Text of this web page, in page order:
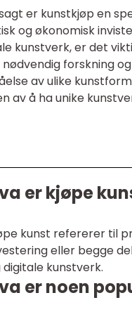
er kunstkjøp en
og økonomisk
kunstverk, er det
nødvendig forskning
av ulike
av å ha unike
er kjøpe
kunst refererer til
eller begge
digitale kunstverk.
er noen